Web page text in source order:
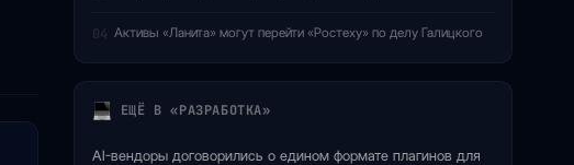
04 Активы «Ланита» могут перейти «Ростеху» по делу Галицкого
ЕЩЁ В «РАЗРАБОТКА»
AI-вендоры договорились о едином формате плагинов для